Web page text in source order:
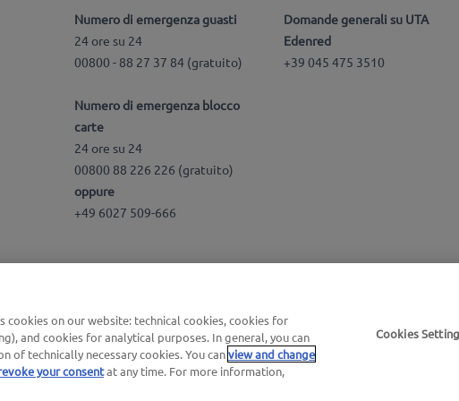
Numero di emergenza guasti
24 ore su 24
00800 - 88 27 37 84 (gratuito)
Numero di emergenza blocco
carte
24 ore su 24
00800 88 226 226 (gratuito)
oppure
+49 6027 509-666
Domande generali su UTA
Edenred
+39 045 475 3510
generali |Termini di utilizzo
cookies on our website: technical cookies, cookies for
and cookies for analytical purposes. In general, you can
of technically necessary cookies. You canview and change
your consentat any time. For more information,
Cookies